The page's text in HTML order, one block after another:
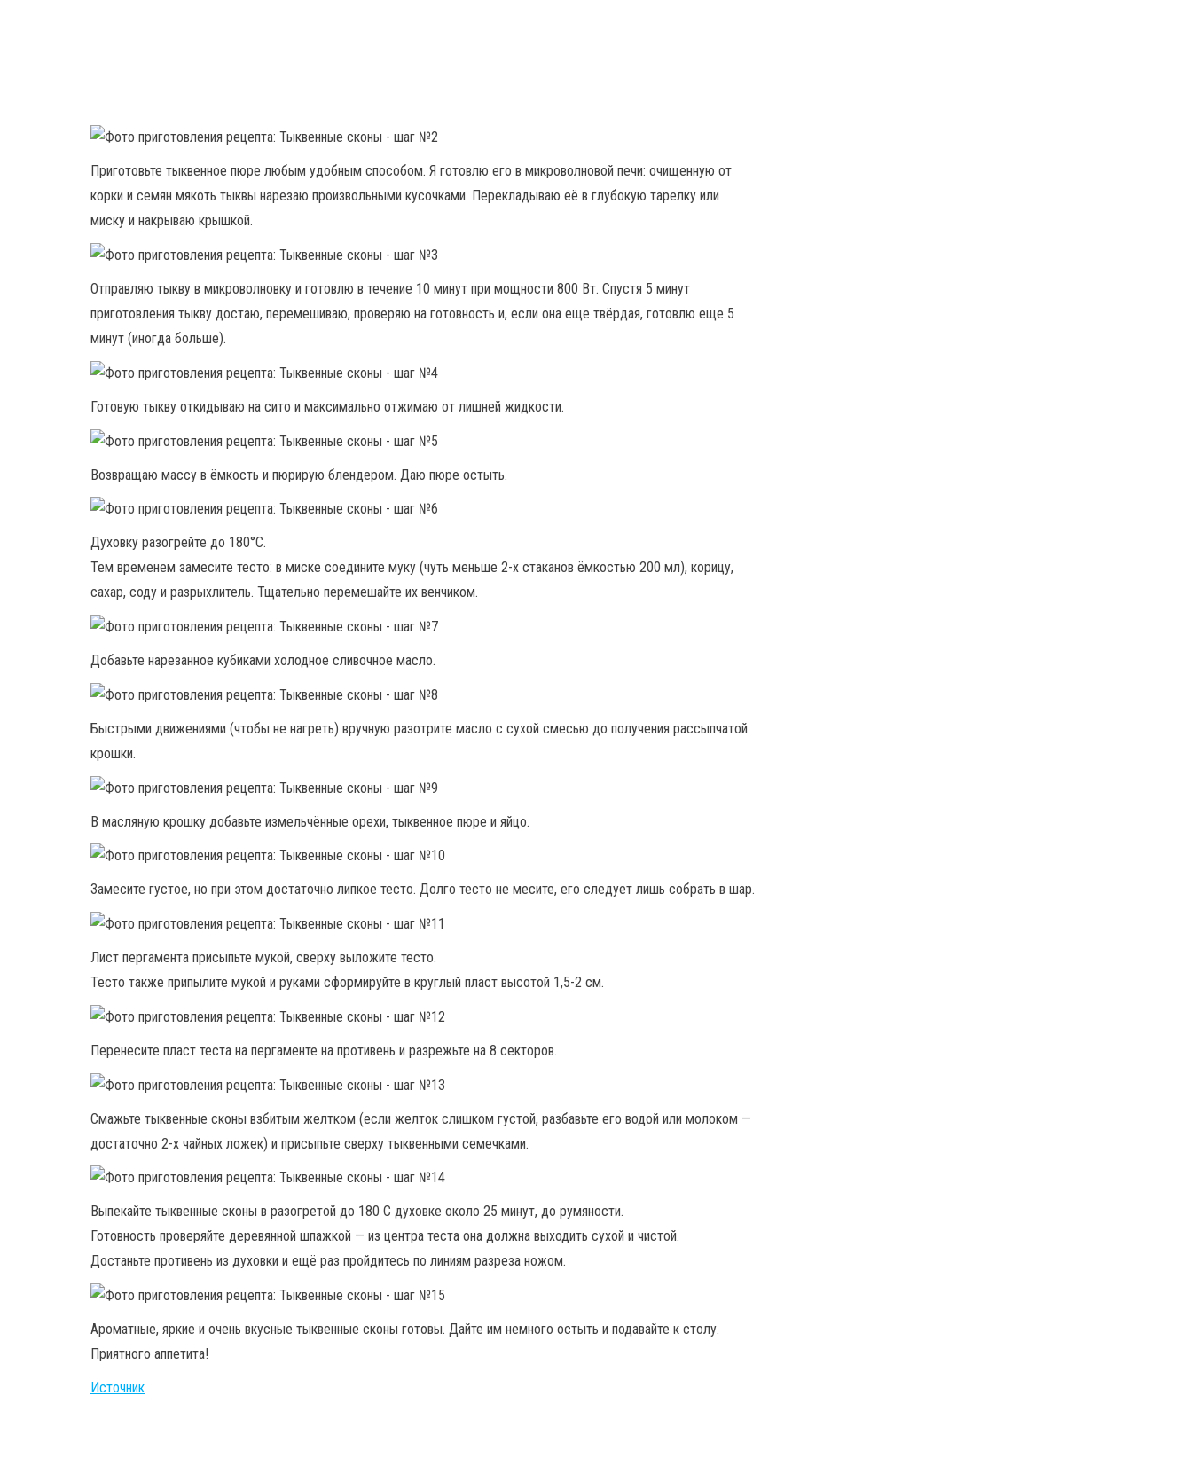
Приготовьте тыквенное пюре любым удобным способом. Я готовлю его в микроволновой печи: очищенную от
корки и семян мякоть тыквы нарезаю произвольными кусочками. Перекладываю её в глубокую тарелку или
миску и накрываю крышкой.
Отправляю тыкву в микроволновку и готовлю в течение 10 минут при мощности 800 Вт. Спустя 5 минут
приготовления тыкву достаю, перемешиваю, проверяю на готовность и, если она еще твёрдая, готовлю еще 5
минут (иногда больше).
Готовую тыкву откидываю на сито и максимально отжимаю от лишней жидкости.
Возвращаю массу в ёмкость и пюрирую блендером. Даю пюре остыть.
Духовку разогрейте до 180°С.
Тем временем замесите тесто: в миске соедините муку (чуть меньше 2-х стаканов ёмкостью 200 мл), корицу,
сахар, соду и разрыхлитель. Тщательно перемешайте их венчиком.
Добавьте нарезанное кубиками холодное сливочное масло.
Быстрыми движениями (чтобы не нагреть) вручную разотрите масло с сухой смесью до получения рассыпчатой
крошки.
В масляную крошку добавьте измельчённые орехи, тыквенное пюре и яйцо.
Замесите густое, но при этом достаточно липкое тесто. Долго тесто не месите, его следует лишь собрать в шар.
Лист пергамента присыпьте мукой, сверху выложите тесто.
Тесто также припылите мукой и руками сформируйте в круглый пласт высотой 1,5-2 см.
Перенесите пласт теста на пергаменте на противень и разрежьте на 8 секторов.
Смажьте тыквенные сконы взбитым желтком (если желток слишком густой, разбавьте его водой или молоком —
достаточно 2-х чайных ложек) и присыпьте сверху тыквенными семечками.
Выпекайте тыквенные сконы в разогретой до 180 С духовке около 25 минут, до румяности.
Готовность проверяйте деревянной шпажкой — из центра теста она должна выходить сухой и чистой.
Достаньте противень из духовки и ещё раз пройдитесь по линиям разреза ножом.
Ароматные, яркие и очень вкусные тыквенные сконы готовы. Дайте им немного остыть и подавайте к столу.
Приятного аппетита!
Источник